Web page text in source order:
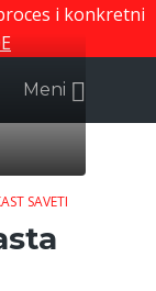
i konkretni
Meni
SAVETI